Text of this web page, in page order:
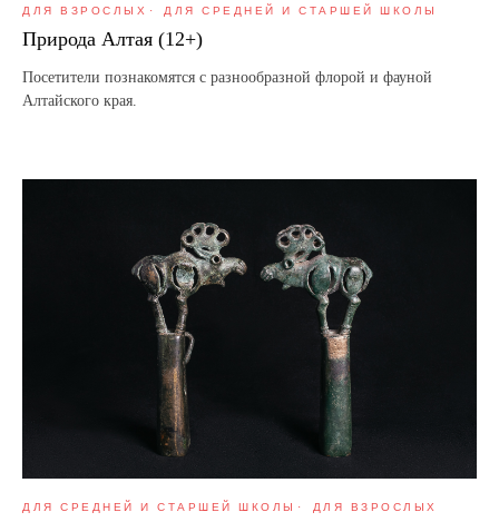
ДЛЯ ВЗРОСЛЫХ ДЛЯ СРЕДНЕЙ И СТАРШЕЙ ШКОЛЫ
Природа Алтая (12+)
Посетители познакомятся с разнообразной флорой и фауной
Алтайского края.
ДЛЯ СРЕДНЕЙ И СТАРШЕЙ ШКОЛЫ ДЛЯ ВЗРОСЛЫХ